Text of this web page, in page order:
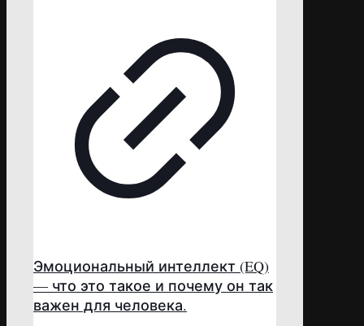
Эмоциональный интеллект (EQ)
— что это такое и почему он так
важен для человека.